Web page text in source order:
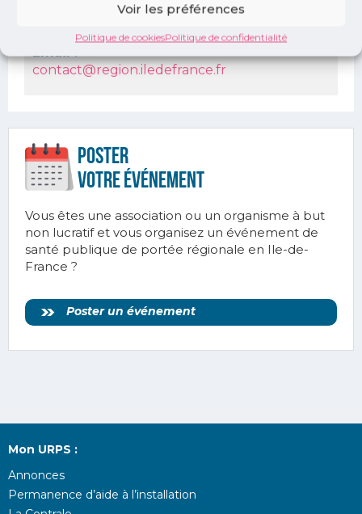
Voir les préférences
Politique de cookiesPolitique de confidentialité
Email :
contact@region.iledefrance.fr
Poster
votre ÉVÉnement
Vous êtes une association ou un organisme à but
non lucratif et vous organisez un événement de
santé publique de portée régionale en Ile-de-
France ?
Poster un événement
Mon URPS :
Annonces
Permanence d’aide à l’installation